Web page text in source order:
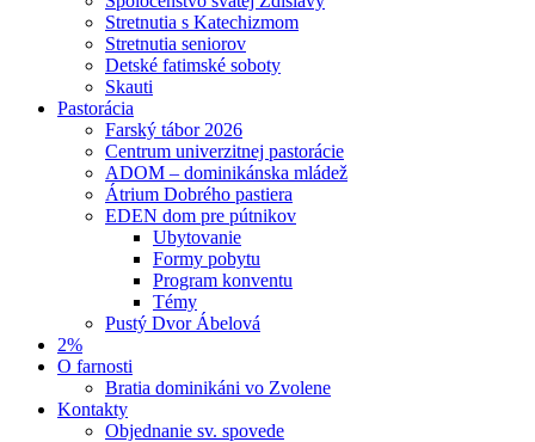
Stretnutia s Katechizmom
Stretnutia seniorov
Detské fatimské soboty
Skauti
Pastorácia
Farský tábor 2026
Centrum univerzitnej pastorácie
ADOM – dominikánska mládež
Átrium Dobrého pastiera
EDEN dom pre pútnikov
Ubytovanie
Formy pobytu
Program konventu
Témy
Pustý Dvor Ábelová
2%
O farnosti
Bratia dominikáni vo Zvolene
Kontakty
Objednanie sv. spovede